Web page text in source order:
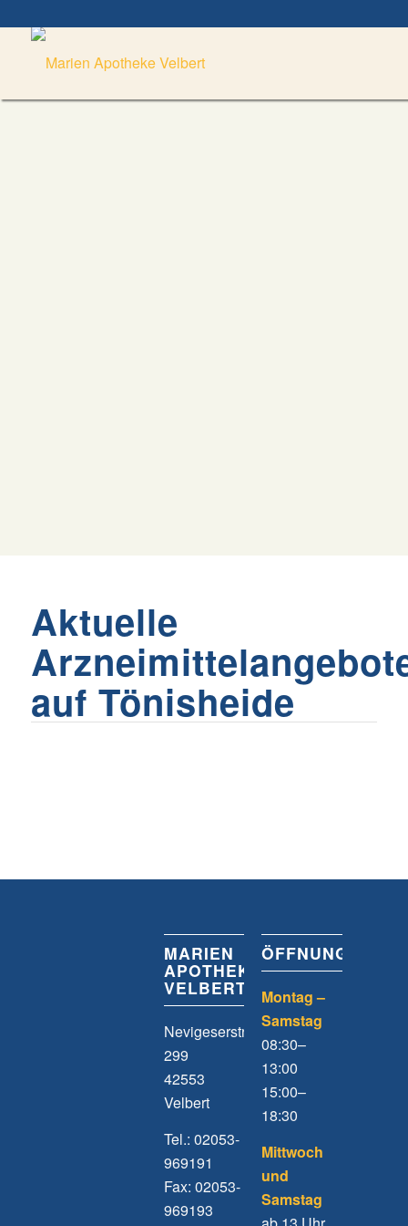
Aktuelle
auf Tönisheide
MARIEN
APOTHEKE
VELBERT
Nevigeserstrasse
299
42553
Velbert
Tel.: 02053-
969191
Fax: 02053-
969193
Montag –
Samstag
08:30–
13:00
15:00–
18:30
Mittwoch
und
Samstag